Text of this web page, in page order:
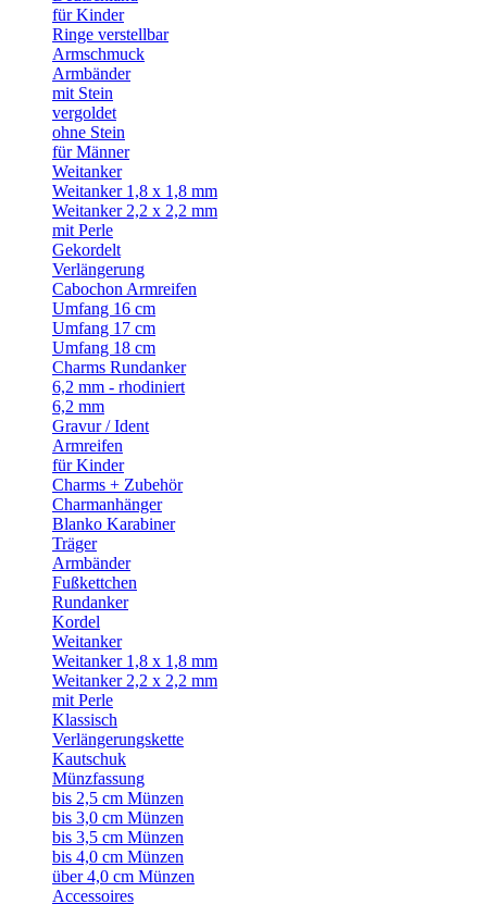
für Kinder
Ringe verstellbar
Armschmuck
Armbänder
mit Stein
vergoldet
ohne Stein
für Männer
Weitanker
Weitanker 1,8 x 1,8 mm
Weitanker 2,2 x 2,2 mm
mit Perle
Gekordelt
Verlängerung
Cabochon Armreifen
Umfang 16 cm
Umfang 17 cm
Umfang 18 cm
Charms Rundanker
6,2 mm - rhodiniert
6,2 mm
Gravur / Ident
Armreifen
für Kinder
Charms + Zubehör
Charmanhänger
Blanko Karabiner
Träger
Armbänder
Fußkettchen
Rundanker
Kordel
Weitanker
Weitanker 1,8 x 1,8 mm
Weitanker 2,2 x 2,2 mm
mit Perle
Klassisch
Verlängerungskette
Kautschuk
Münzfassung
bis 2,5 cm Münzen
bis 3,0 cm Münzen
bis 3,5 cm Münzen
bis 4,0 cm Münzen
über 4,0 cm Münzen
Accessoires